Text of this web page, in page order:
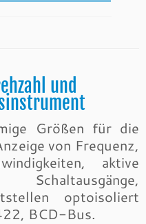
und
Größen für die
von Frequenz,
aktive
Schaltausgänge,
optoisoliert
BCD-Bus.